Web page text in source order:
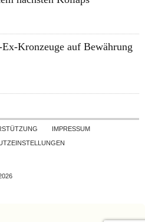
Kronzeuge auf Bewährung
Skip to contentIMPRESSUM